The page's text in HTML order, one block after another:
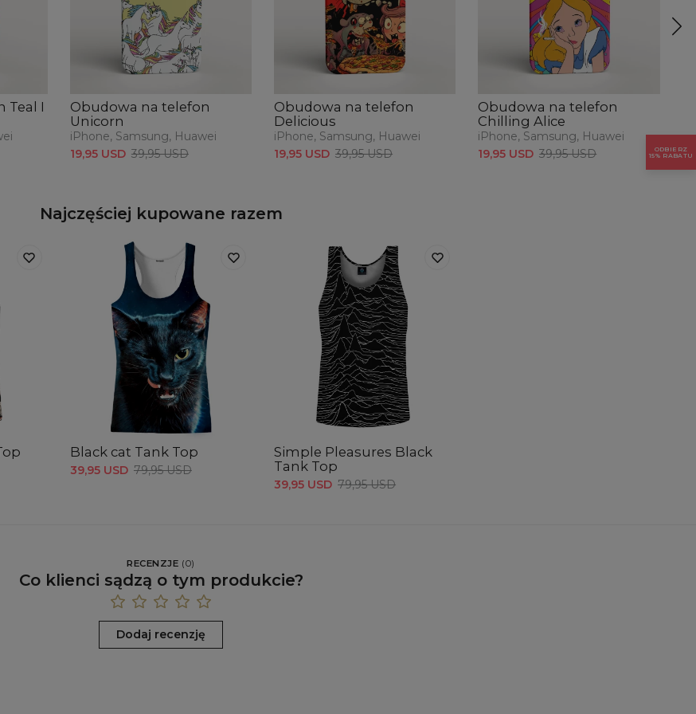
Teal I
Obudowa na telefon
Unicorn
iPhone, Samsung, Huawei
19,95 USD 39,95 USD
Obudowa na telefon
Delicious
iPhone, Samsung, Huawei
19,95 USD 39,95 USD
Obudowa na telefon
Chilling Alice
iPhone, Samsung, Huawei
19,95 USD 39,95 USD
Najczęściej kupowane razem
Black cat Tank Top
39,95 USD 79,95 USD
Simple Pleasures Black
Tank Top
39,95 USD 79,95 USD
RECENZJE (0)
Co klienci sądzą o tym produkcie?
Dodaj recenzję
ODBIERZ
15% RABATU